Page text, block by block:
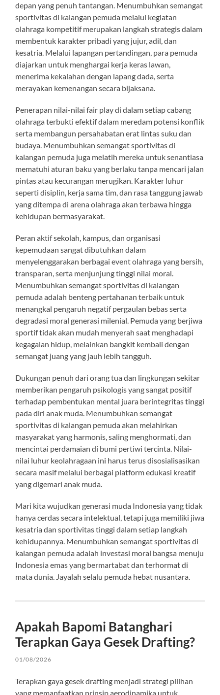
depan yang penuh tantangan. Menumbuhkan semangat
sportivitas di kalangan pemuda melalui kegiatan
olahraga kompetitif merupakan langkah strategis dalam
membentuk karakter pribadi yang jujur, adil, dan
kesatria. Melalui lapangan pertandingan, para pemuda
diajarkan untuk menghargai kerja keras lawan,
menerima kekalahan dengan lapang dada, serta
merayakan kemenangan secara bijaksana.
Penerapan nilai-nilai fair play di dalam setiap cabang
olahraga terbukti efektif dalam meredam potensi konflik
serta membangun persahabatan erat lintas suku dan
budaya. Menumbuhkan semangat sportivitas di
kalangan pemuda juga melatih mereka untuk senantiasa
mematuhi aturan baku yang berlaku tanpa mencari jalan
pintas atau kecurangan merugikan. Karakter luhur
seperti disiplin, kerja sama tim, dan rasa tanggung jawab
yang ditempa di arena olahraga akan terbawa hingga
kehidupan bermasyarakat.
Peran aktif sekolah, kampus, dan organisasi
kepemudaan sangat dibutuhkan dalam
menyelenggarakan berbagai event olahraga yang bersih,
transparan, serta menjunjung tinggi nilai moral.
Menumbuhkan semangat sportivitas di kalangan
pemuda adalah benteng pertahanan terbaik untuk
menangkal pengaruh negatif pergaulan bebas serta
degradasi moral generasi milenial. Pemuda yang berjiwa
sportif tidak akan mudah menyerah saat menghadapi
kegagalan hidup, melainkan bangkit kembali dengan
semangat juang yang jauh lebih tangguh.
Dukungan penuh dari orang tua dan lingkungan sekitar
memberikan pengaruh psikologis yang sangat positif
terhadap pembentukan mental juara berintegritas tinggi
pada diri anak muda. Menumbuhkan semangat
sportivitas di kalangan pemuda akan melahirkan
masyarakat yang harmonis, saling menghormati, dan
mencintai perdamaian di bumi pertiwi tercinta. Nilai-
nilai luhur keolahragaan ini harus terus disosialisasikan
secara masif melalui berbagai platform edukasi kreatif
yang digemari anak muda.
Mari kita wujudkan generasi muda Indonesia yang tidak
hanya cerdas secara intelektual, tetapi juga memiliki jiwa
kesatria dan sportivitas tinggi dalam setiap langkah
kehidupannya. Menumbuhkan semangat sportivitas di
kalangan pemuda adalah investasi moral bangsa menuju
Indonesia emas yang bermartabat dan terhormat di
mata dunia. Jayalah selalu pemuda hebat nusantara.
Apakah Bapomi Batanghari
Terapkan Gaya Gesek Drafting?
01/08/2026
Terapkan gaya gesek drafting menjadi strategi pilihan
yang memanfaatkan prinsip aerodinamika untuk